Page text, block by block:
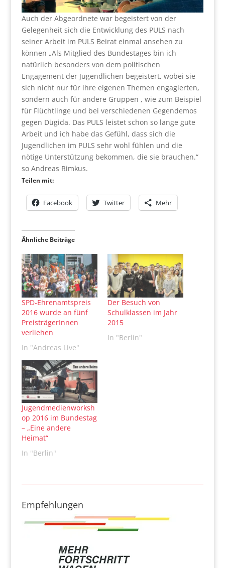
Auch der Abgeordnete war begeistert von der
Gelegenheit sich die Entwicklung des PULS nach
seiner Arbeit im PULS Beirat einmal ansehen zu
können „Als Mitglied des Bundestages bin ich
natürlich besonders von dem politischen
Engagement der Jugendlichen begeistert, wobei sie
sich nicht nur für ihre eigenen Themen engagierten,
sondern auch für andere Gruppen , wie zum Beispiel
für Flüchtlinge und bei verschiedenen Gegendemos
gegen Dügida. Das PULS leistet schon so lange gute
Arbeit und ich habe das Gefühl, dass sich die
Jugendlichen im PULS sehr wohl fühlen und die
nötige Unterstützung bekommen, die sie brauchen.“
so Andreas Rimkus.
Teilen mit:
Facebook Twitter Mehr
Ähnliche Beiträge
SPD-Ehrenamtspreis
2016 wurde an fünf
PreisträgerInnen
verliehen
In "Andreas Live"
Der Besuch von
Schulklassen im Jahr
2015
In "Berlin"
Jugendmedienworksh
op 2016 im Bundestag
– „Eine andere
Heimat“
In "Berlin"
Empfehlungen